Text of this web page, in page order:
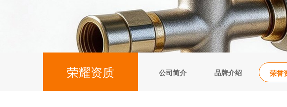
荣耀资质 公司简介 品牌介绍 荣誉